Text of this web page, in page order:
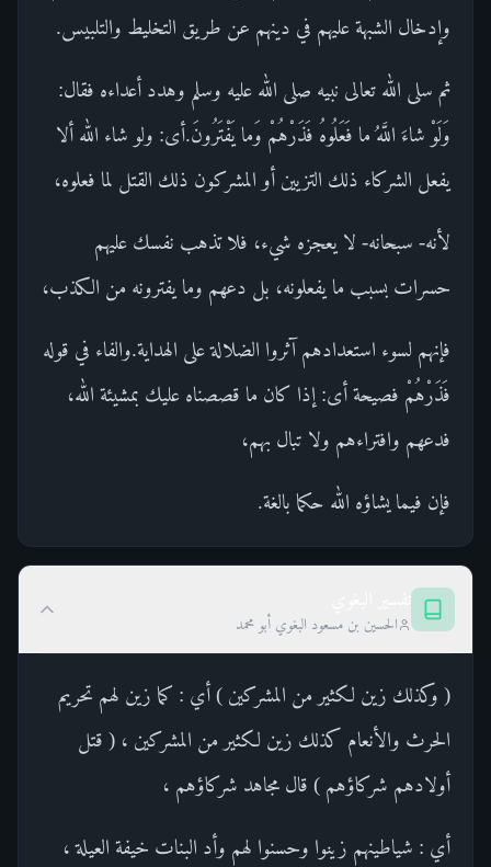
وإدخال الشبهة عليهم في دينهم عن طريق التخليط والتلبيس.
ثم سلى الله تعالى نبيه صلى الله عليه وسلم وهدد أعداءه فقال:
وَلَوْ شاءَ اللَّهُ ما فَعَلُوهُ فَذَرْهُمْ وَما يَفْتَرُونَ.أى: ولو شاء الله ألا
يفعل الشركاء ذلك التزيين أو المشركون ذلك القتل لما فعلوه،
لأنه- سبحانه- لا يعجزه شيء، فلا تذهب نفسك عليهم
حسرات بسبب ما يفعلونه، بل دعهم وما يفترونه من الكذب،
فإنهم لسوء استعدادهم آثروا الضلالة على الهداية.والفاء في قوله
فَذَرْهُمْ فصيحة أى: إذا كان ما قصصناه عليك بمشيئة الله،
فدعهم وافتراءهم ولا تبال بهم،
فإن فيما يشاؤه الله حكما بالغة.
الحسين بن مسعود البغوي أبو محمد
( وكذلك زين لكثير من المشركين ) أي : كما زين لهم تحريم
الحرث والأنعام كذلك زين لكثير من المشركين ، ( قتل
أولادهم شركاؤهم ) قال مجاهد شركاؤهم ،
أي : شياطينهم زينوا وحسنوا لهم وأد البنات خيفة العيلة ،